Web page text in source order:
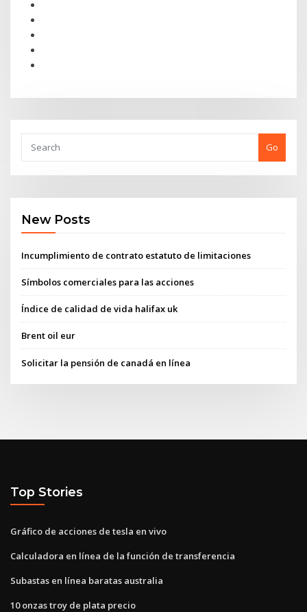
Go
New Posts
Incumplimiento de contrato estatuto de limitaciones
Símbolos comerciales para las acciones
Índice de calidad de vida halifax uk
Brent oil eur
Solicitar la pensión de canadá en línea
Top Stories
Gráfico de acciones de tesla en vivo
Calculadora en línea de la función de transferencia
Subastas en línea baratas australia
10 onzas troy de plata precio